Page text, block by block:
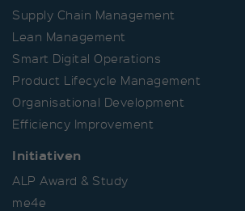
Supply Chain Management
Lean Management
Smart Digital Operations
Product Lifecycle Management
Organisational Development
Efficiency Improvement
Initiativen
ALP Award & Study
me4e